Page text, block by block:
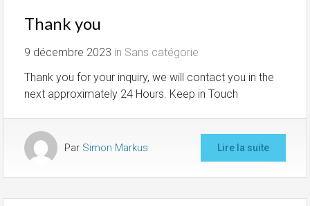
Thank you
9 décembre 2023 in Sans catégorie
Thank you for your inquiry, we will contact you in the
next approximately 24 Hours. Keep in Touch
Par Simon Markus Lire la suite